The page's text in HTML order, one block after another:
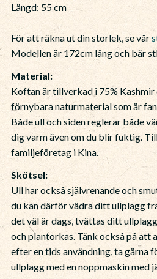
Längd: 55 cm
För att räkna ut din storlek, se vår
Modellen är 172cm lång och bär
Material:
Koftan är tillverkad i 75% Kashmir
förnybara naturmaterial som är
Både ull och siden reglerar både
dig varm även om du blir fuktig.
familjeföretag i Kina.
Skötsel:
Ull har också självrenande och
du kan därför vädra ditt ullplagg
det väl är dags, tvättas ditt
och plantorkas. Tänk också på att
efter en tids användning, ta gärna
ullplagg med en noppmaskin med